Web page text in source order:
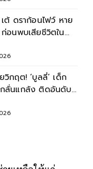
ต้ ดราก้อนไฟว์ หาย
อนพบเสียชีวิตใน
วิกฤต! ‘บูลลี่’ เด็ก
ลั่นแกล้ง ติดอันดับ